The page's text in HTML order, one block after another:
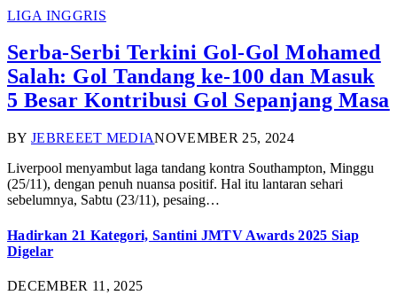
LIGA INGGRIS
Serba-Serbi Terkini Gol-Gol Mohamed
Salah: Gol Tandang ke-100 dan Masuk
5 Besar Kontribusi Gol Sepanjang Masa
BY JEBREEET MEDIANOVEMBER 25, 2024
Liverpool menyambut laga tandang kontra Southampton, Minggu
(25/11), dengan penuh nuansa positif. Hal itu lantaran sehari
sebelumnya, Sabtu (23/11), pesaing…
Hadirkan 21 Kategori, Santini JMTV Awards 2025 Siap
Digelar
DECEMBER 11, 2025